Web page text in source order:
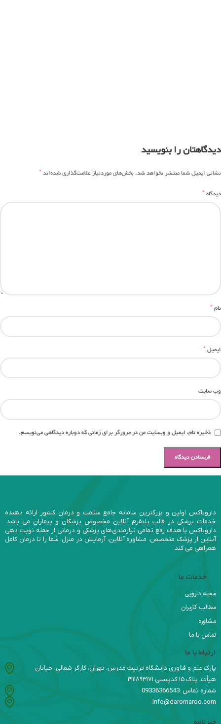
دیدگاهتان را بنویسید
نشانی ایمیل شما منتشر نخواهد شد.بخش‌های موردنیاز علامت‌گذاری شده‌اند*
دیدگاه*
نام*
ایمیل*
وب‌ سایت
ذخیره نام، ایمیل و وبسایت من در مرورگر برای زمانی که دوباره دیدگاهی می‌نویسم.
داروباکس اولین و بزرگترین سامانه جامع سلامت و درمان کشور ارائه دهنده
خدمات پزشکی در قالب پلتفرم آنلاین مخصوص پزشکان و بیماران می باشد.
داروباکس با هدف رفع تمامی نیازمندی‌های پزشکی و درمانی از جمله نوبت دهی
آنلاین از پزشک متخصص، مشاوره آنلاین، آزمایش در منزل، شما را تا درمان کامل
همراهی می کند.
خدمات ما
مجله دارویی
مطالب کاربران
مشاوره
تماس با ما
ارتباط با ما
پارک علم و فناوری دانشگاه تربیت مدرس، تهران، کارگر شمالی، خیابان
هیأت، پلاک ۱۵ کدپستی:۱۴۱۱۸۹۳۱۷۱
شماره تماس :09336366543
info@daromaroo.com